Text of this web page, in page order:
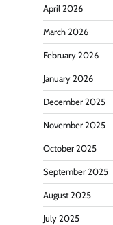
April 2026
March 2026
February 2026
January 2026
December 2025
November 2025
October 2025
September 2025
August 2025
July 2025